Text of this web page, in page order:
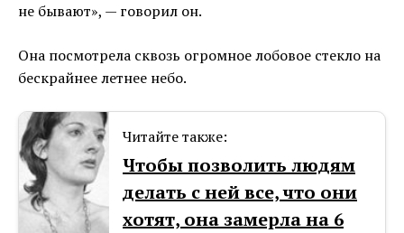
не бывают», — говорил он.
Она посмотрела сквозь огромное лобовое стекло на
бескрайнее летнее небо.
Читайте также:
Чтобы позволить людям
делать с ней все, что они
хотят, она замерла на 6